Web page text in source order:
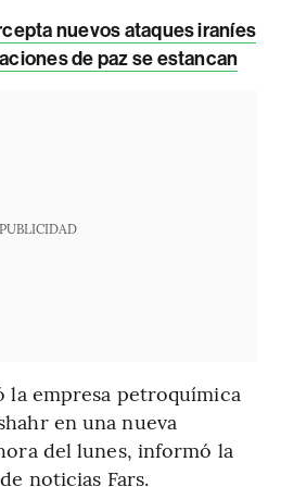
nuevos ataques iraníes
de paz se estancan
PUBLICIDAD
la empresa petroquímica
en una nueva
del lunes, informó la
noticias Fars.